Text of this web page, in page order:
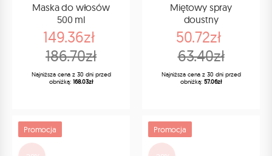
Maska do włosów
500 ml
149.36zł
186.70zł
Najniższa cena z 30 dni przed
obniżką: 168.03zł
Miętowy spray
doustny
50.72zł
63.40zł
Najniższa cena z 30 dni przed
obniżką: 57.06zł
Promocja Promocja